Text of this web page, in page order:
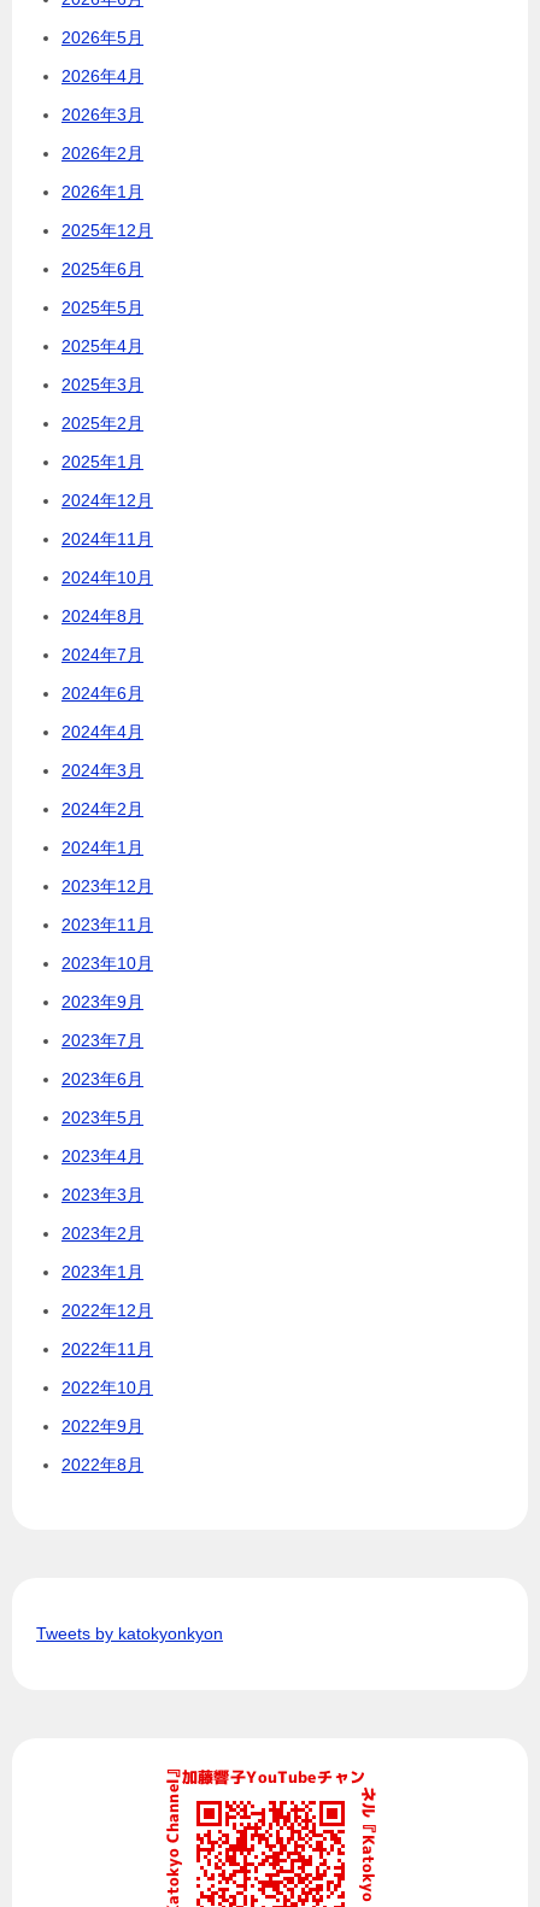
2026年5月
2026年4月
2026年3月
2026年2月
2026年1月
2025年12月
2025年6月
2025年5月
2025年4月
2025年3月
2025年2月
2025年1月
2024年12月
2024年11月
2024年10月
2024年8月
2024年7月
2024年6月
2024年4月
2024年3月
2024年2月
2024年1月
2023年12月
2023年11月
2023年10月
2023年9月
2023年7月
2023年6月
2023年5月
2023年4月
2023年3月
2023年2月
2023年1月
2022年12月
2022年11月
2022年10月
2022年9月
2022年8月
Tweets by katokyonkyon